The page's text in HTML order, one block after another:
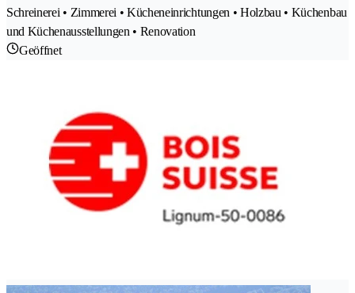
Schreinerei • Zimmerei • Kücheneinrichtungen • Holzbau • Küchenbau
und Küchenausstellungen • Renovation
Geöffnet